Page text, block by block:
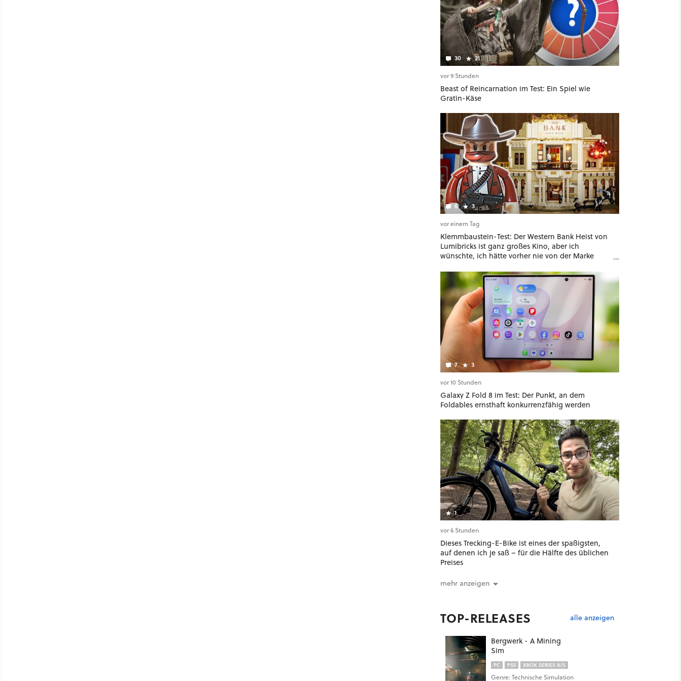
30 21
vor 9 Stunden
Beast of Reincarnation im Test: Ein Spiel wie
Gratin-Käse
6 3
vor einem Tag
Klemmbaustein-Test: Der Western Bank Heist von
Lumibricks ist ganz großes Kino, aber ich
wünschte, ich hätte vorher nie von der Marke
7 3
vor 10 Stunden
Galaxy Z Fold 8 im Test: Der Punkt, an dem
Foldables ernsthaft konkurrenzfähig werden
1
vor 6 Stunden
Dieses Trecking-E-Bike ist eines der spaßigsten,
auf denen ich je saß – für die Hälfte des üblichen
Preises
mehr anzeigen
TOP-RELEASES alle anzeigen
Bergwerk - A Mining
Sim
PC PS5 XBOX SERIES X/S
Genre: Technische Simulation